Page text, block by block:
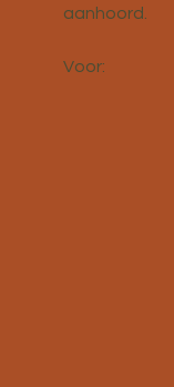
aanhoord.